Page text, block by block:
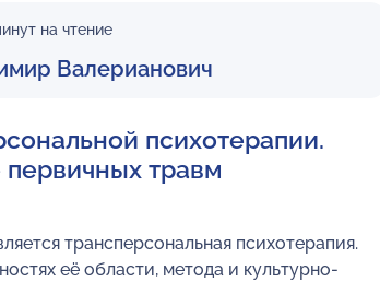
на чтение
Валерианович
психотерапии.
травм
трансперсональная психотерапия.
её области, метода и культурно-